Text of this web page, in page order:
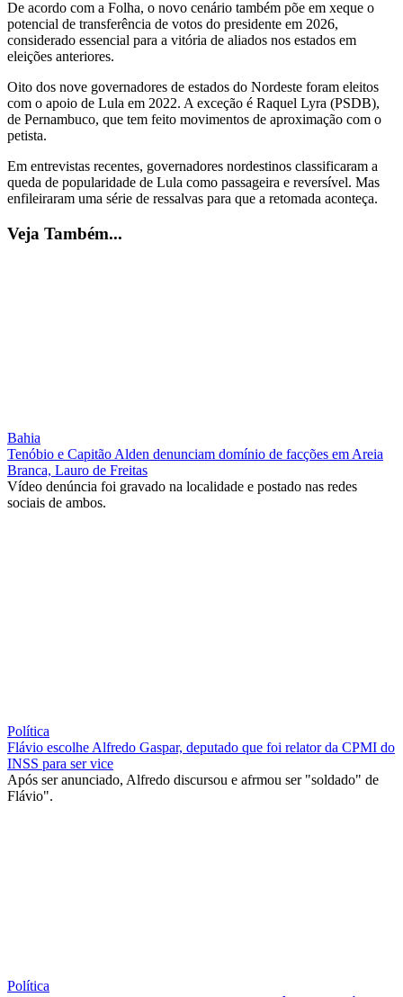
De acordo com a Folha, o novo cenário também põe em xeque o
potencial de transferência de votos do presidente em 2026,
considerado essencial para a vitória de aliados nos estados em
eleições anteriores.
Oito dos nove governadores de estados do Nordeste foram eleitos
com o apoio de Lula em 2022. A exceção é Raquel Lyra (PSDB),
de Pernambuco, que tem feito movimentos de aproximação com o
petista.
Em entrevistas recentes, governadores nordestinos classificaram a
queda de popularidade de Lula como passageira e reversível. Mas
enfileiraram uma série de ressalvas para que a retomada aconteça.
Veja Também...
Bahia
Tenóbio e Capitão Alden denunciam domínio de facções em Areia
Branca, Lauro de Freitas
Vídeo denúncia foi gravado na localidade e postado nas redes
sociais de ambos.
Política
Flávio escolhe Alfredo Gaspar, deputado que foi relator da CPMI do
INSS para ser vice
Após ser anunciado, Alfredo discursou e afrmou ser "soldado" de
Flávio".
Política